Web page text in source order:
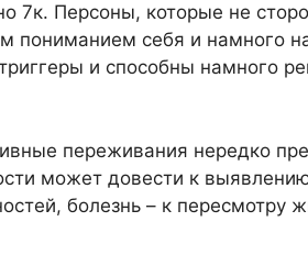
7к. Персоны, которые не
пониманием себя и намного
и способны намного
переживания нередко
может довести к
болезнь – к пересмотру